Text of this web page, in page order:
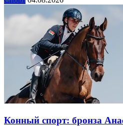
Конный спорт: бронза